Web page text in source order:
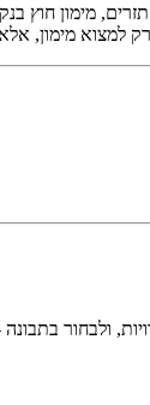
מימון חוץ
למצוא מימון,
ולבחור